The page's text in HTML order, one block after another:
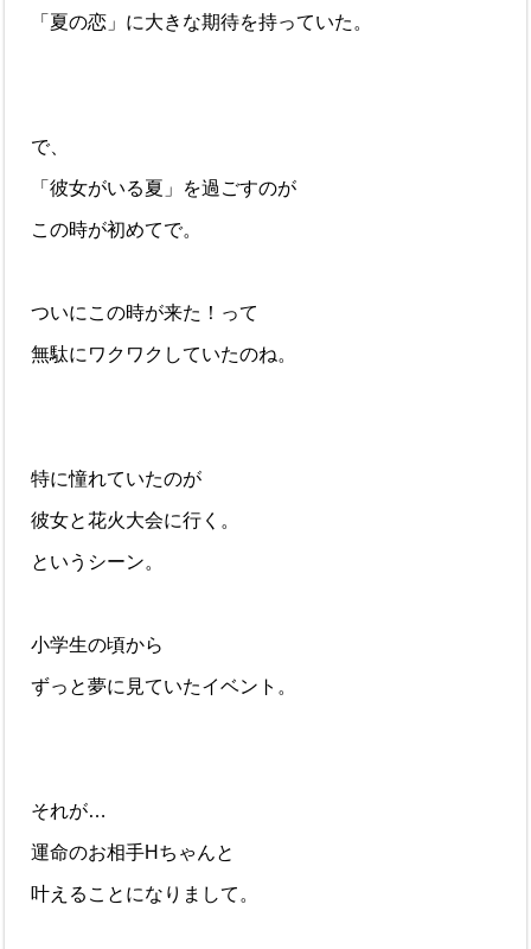
「夏の恋」に大きな期待を持っていた。
で、
「彼女がいる夏」を過ごすのが
この時が初めてで。
ついにこの時が来た！って
無駄にワクワクしていたのね。
特に憧れていたのが
彼女と花火大会に行く。
というシーン。
小学生の頃から
ずっと夢に見ていたイベント。
それが…
運命のお相手Hちゃんと
叶えることになりまして。